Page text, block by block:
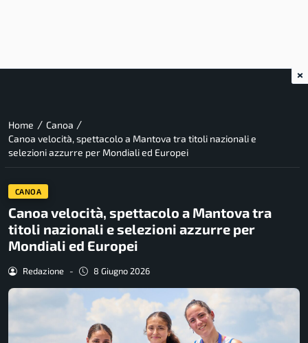
Home / Canoa /
Canoa velocità, spettacolo a Mantova tra titoli nazionali e
selezioni azzurre per Mondiali ed Europei
CANOA
Canoa velocità, spettacolo a Mantova tra
titoli nazionali e selezioni azzurre per
Mondiali ed Europei
Redazione - 8 Giugno 2026
×